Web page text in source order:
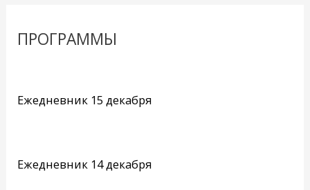
ПРОГРАММЫ
Ежедневник 15 декабря
Ежедневник 14 декабря